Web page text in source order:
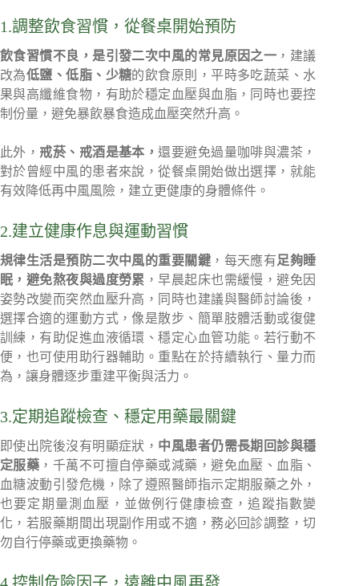
1.調整飲食習慣，從餐桌開始預防
飲食習慣不良，是引發二次中風的常見原因之一 ，建議
改為低鹽、低脂、少糖的飲食原則，平時多吃蔬菜、水
果與高纖維食物，有助於穩定血壓與血脂，同時也要控
制份量，避免暴飲暴食造成血壓突然升高。
此外， 戒菸、戒酒是基本，還要避免過量咖啡與濃茶，
對於曾經中風的患者來說，從餐桌開始做出選擇，就能
有效降低再中風風險，建立更健康的身體條件。
2.建立健康作息與運動習慣
規律生活是預防二次中風的重要關鍵 ，每天應有足夠睡
眠，避免熬夜與過度勞累 ，早晨起床也需緩慢，避免因
姿勢改變而突然血壓升高，同時也建議與醫師討論後，
選擇合適的運動方式，像是散步、簡單肢體活動或復健
訓練，有助促進血液循環、穩定心血管功能。若行動不
便，也可使用助行器輔助。重點在於持續執行、量力而
為，讓身體逐步重建平衡與活力。
3.定期追蹤檢查、穩定用藥最關鍵
即使出院後沒有明顯症狀， 中風患者仍需長期回診與穩
定服藥 ，千萬不可擅自停藥或減藥，避免血壓、血脂、
血糖波動引發危機，除了遵照醫師指示定期服藥之外，
也要定期量測血壓，並做例行健康檢查，追蹤指數變
化，若服藥期間出現副作用或不適，務必回診調整，切
勿自行停藥或更換藥物。